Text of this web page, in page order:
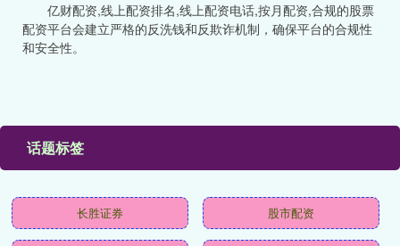
亿财配资,线上配资排名,线上配资电话,按月配资,合规的股票
配资平台会建立严格的反洗钱和反欺诈机制，确保平台的合规性
和安全性。
话题标签
长胜证券 股市配资